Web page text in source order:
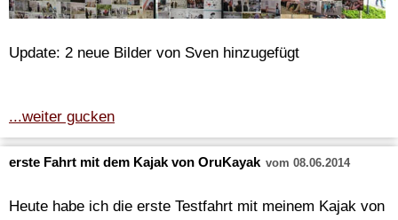
Update: 2 neue Bilder von Sven hinzugefügt
...weiter gucken
erste Fahrt mit dem Kajak von OruKayak vom 08.06.2014
Heute habe ich die erste Testfahrt mit meinem Kajak von